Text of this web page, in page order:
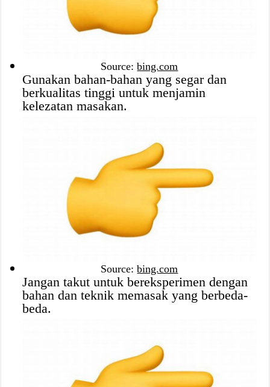
Source:bing.com
Gunakan bahan-bahan yang segar dan
berkualitas tinggi untuk menjamin
kelezatan masakan.
Source:bing.com
Jangan takut untuk bereksperimen dengan
bahan dan teknik memasak yang berbeda-
beda.